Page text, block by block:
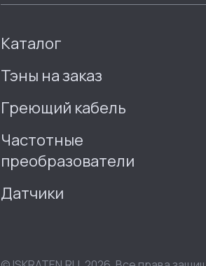
Каталог
Тэны на заказ
Греющий кабель
Частотные
преобразователи
Датчики